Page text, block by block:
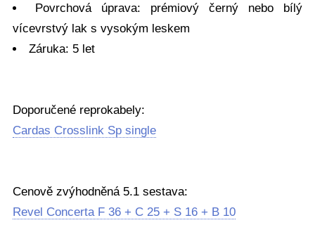
Povrchová úprava: prémiový černý nebo bílý
vícevrstvý lak s vysokým leskem
Záruka: 5 let
Doporučené reprokabely:
Cardas Crosslink Sp single
Cenově zvýhodněná 5.1 sestava:
Revel Concerta F 36 + C 25 + S 16 + B 10